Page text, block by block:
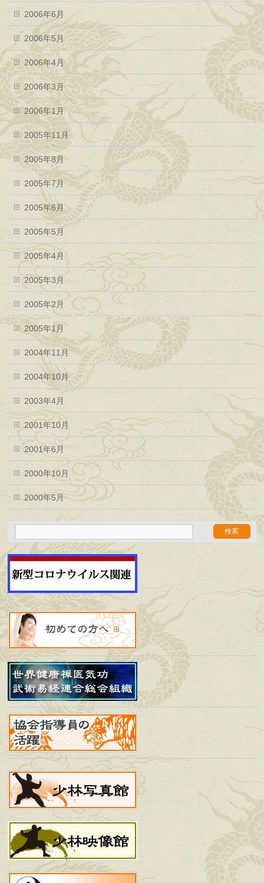
2006年6月
2006年5月
2006年4月
2006年3月
2006年1月
2005年11月
2005年8月
2005年7月
2005年6月
2005年5月
2005年4月
2005年3月
2005年2月
2005年1月
2004年11月
2004年10月
2003年4月
2001年10月
2001年6月
2000年10月
2000年5月